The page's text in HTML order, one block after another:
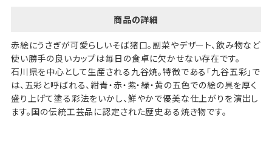
商品の詳細
赤絵にうさぎが可愛らしいそば猪口。副菜やデザート、飲み物など
使い勝手の良いカップは毎日の食卓に欠かせない存在です。
石川県を中心として生産される九谷焼。特徴である「九谷五彩」で
は、五彩と呼ばれる、紺青・赤・紫・緑・黄の五色での絵の具を厚く
盛り上げて塗る彩法をいかし、鮮やかで優美な仕上がりを演出し
ます。国の伝統工芸品に認定された歴史ある焼き物です。